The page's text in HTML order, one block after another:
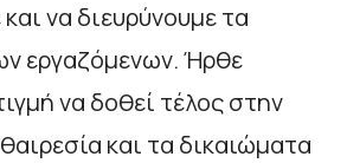
να διευρύνουμε τα
εργαζόμενων. Ήρθε
να δοθεί τέλος στην
και τα δικαιώματα